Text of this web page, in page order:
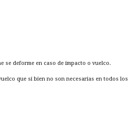
se deforme en caso de impacto o vuelco.
que si bien no son necesarias en todos